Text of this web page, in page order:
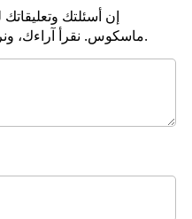
إن أسئلتك
ماسكوس. نقرأ آراءك، ونرد عليها، بناء على طلبكم في أسرع وقت ممكن.